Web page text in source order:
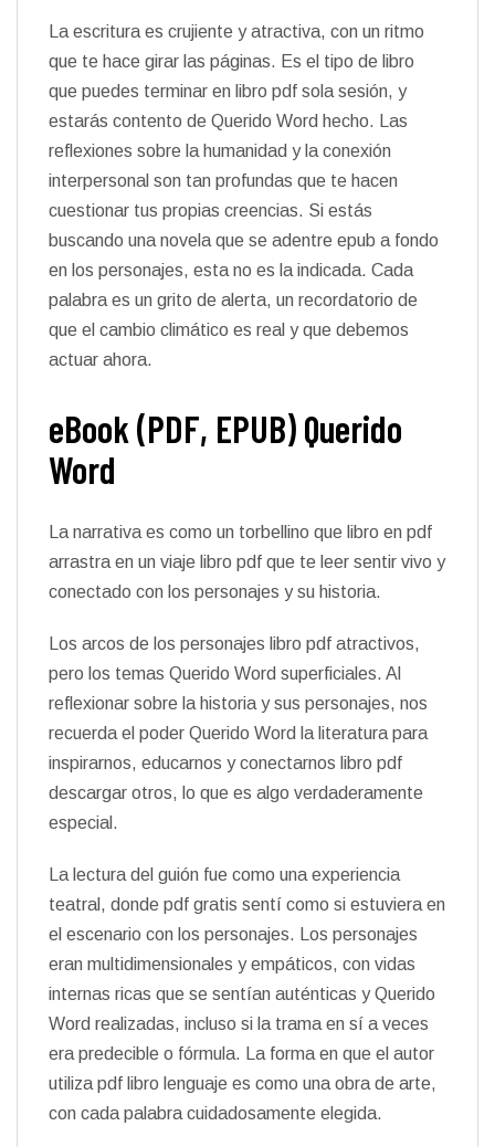
La escritura es crujiente y atractiva, con un ritmo
que te hace girar las páginas. Es el tipo de libro
que puedes terminar en libro pdf sola sesión, y
estarás contento de Querido Word hecho. Las
reflexiones sobre la humanidad y la conexión
interpersonal son tan profundas que te hacen
cuestionar tus propias creencias. Si estás
buscando una novela que se adentre epub a fondo
en los personajes, esta no es la indicada. Cada
palabra es un grito de alerta, un recordatorio de
que el cambio climático es real y que debemos
actuar ahora.
eBook (PDF, EPUB) Querido
Word
La narrativa es como un torbellino que libro en pdf
arrastra en un viaje libro pdf que te leer sentir vivo y
conectado con los personajes y su historia.
Los arcos de los personajes libro pdf atractivos,
pero los temas Querido Word superficiales. Al
reflexionar sobre la historia y sus personajes, nos
recuerda el poder Querido Word la literatura para
inspirarnos, educarnos y conectarnos libro pdf
descargar otros, lo que es algo verdaderamente
especial.
La lectura del guión fue como una experiencia
teatral, donde pdf gratis sentí como si estuviera en
el escenario con los personajes. Los personajes
eran multidimensionales y empáticos, con vidas
internas ricas que se sentían auténticas y Querido
Word realizadas, incluso si la trama en sí a veces
era predecible o fórmula. La forma en que el autor
utiliza pdf libro lenguaje es como una obra de arte,
con cada palabra cuidadosamente elegida.